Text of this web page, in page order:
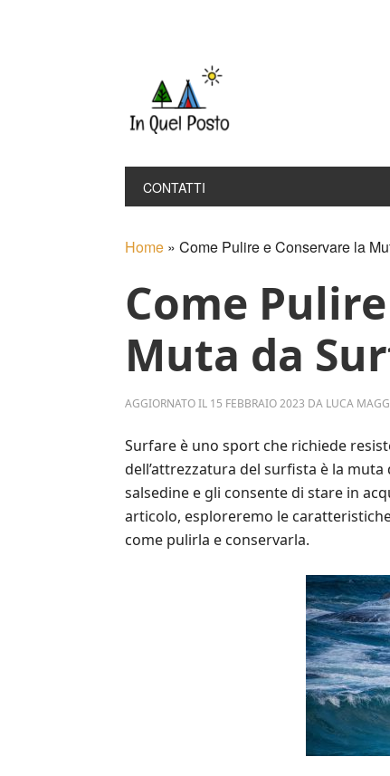
CONTATTI
Home » Come Pulire e Conservare la
Come
Muta da
AGGIORNATO IL 15 FEBBRAIO 2023 DA LUCA
Surfare è uno sport che richiede
dell’attrezzatura del surfista è la
salsedine e gli consente di stare in
articolo, esploreremo le
come pulirla e conservarla.